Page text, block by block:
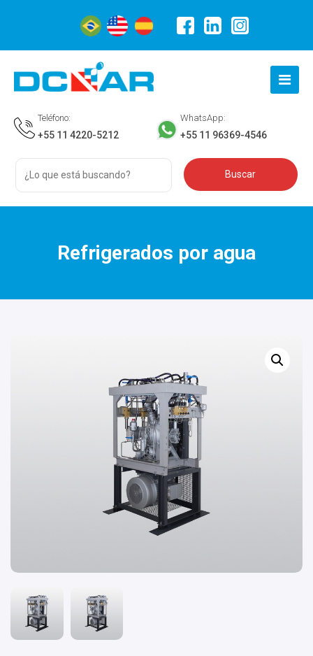
Teléfono:
+55 11 4220-5212
WhatsApp:
+55 11 96369-4546
Refrigerados por agua